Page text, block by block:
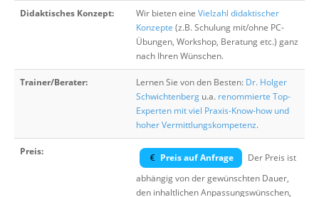
Didaktisches Konzept: Wir bieten eine Vielzahl didaktischer
Konzepte (z.B. Schulung mit/ohne PC-
Übungen, Workshop, Beratung etc.) ganz
nach Ihren Wünschen.
Trainer/Berater: Lernen Sie von den Besten: Dr. Holger
Schwichtenberg u.a. renommierte Top-
Experten mit viel Praxis-Know-how und
hoher Vermittlungskompetenz.
Preis:
Preis auf Anfrage
Der Preis ist
abhängig von der gewünschten Dauer,
den inhaltlichen Anpassungswünschen,